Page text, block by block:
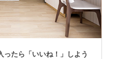
ったら「いいね！」しよう